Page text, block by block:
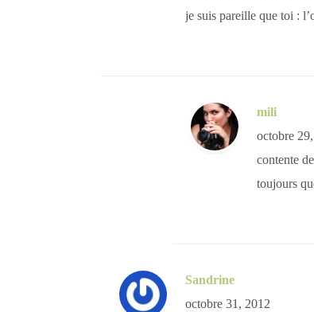
je suis pareille que toi :
mili
octobre
contente
toujours
Sandrine
octobre 31, 2012